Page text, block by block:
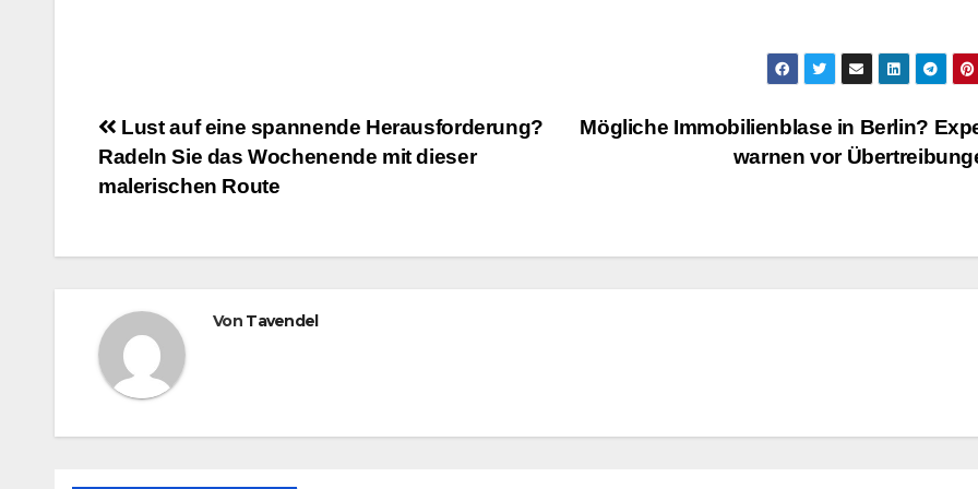
Beitragsnavigation
Mögliche Immobilienblase in Berlin?
warnen vor
Lust auf eine spannende Herausforderung?
Radeln Sie das Wochenende mit dieser
malerischen Route
Von Tavendel